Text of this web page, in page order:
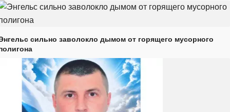
сильно заволокло дымом от горящего мусорного